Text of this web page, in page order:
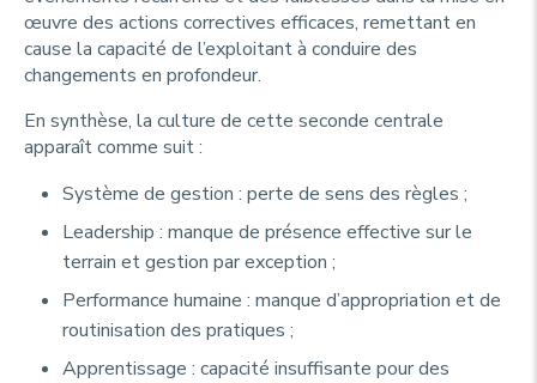
œuvre des actions correctives efficaces, remettant en
cause la capacité de l’exploitant à conduire des
changements en profondeur.
En synthèse, la culture de cette seconde centrale
apparaît comme suit :
Système de gestion : perte de sens des règles ;
Leadership : manque de présence effective sur le
terrain et gestion par exception ;
Performance humaine : manque d’appropriation et de
routinisation des pratiques ;
Apprentissage : capacité insuffisante pour des